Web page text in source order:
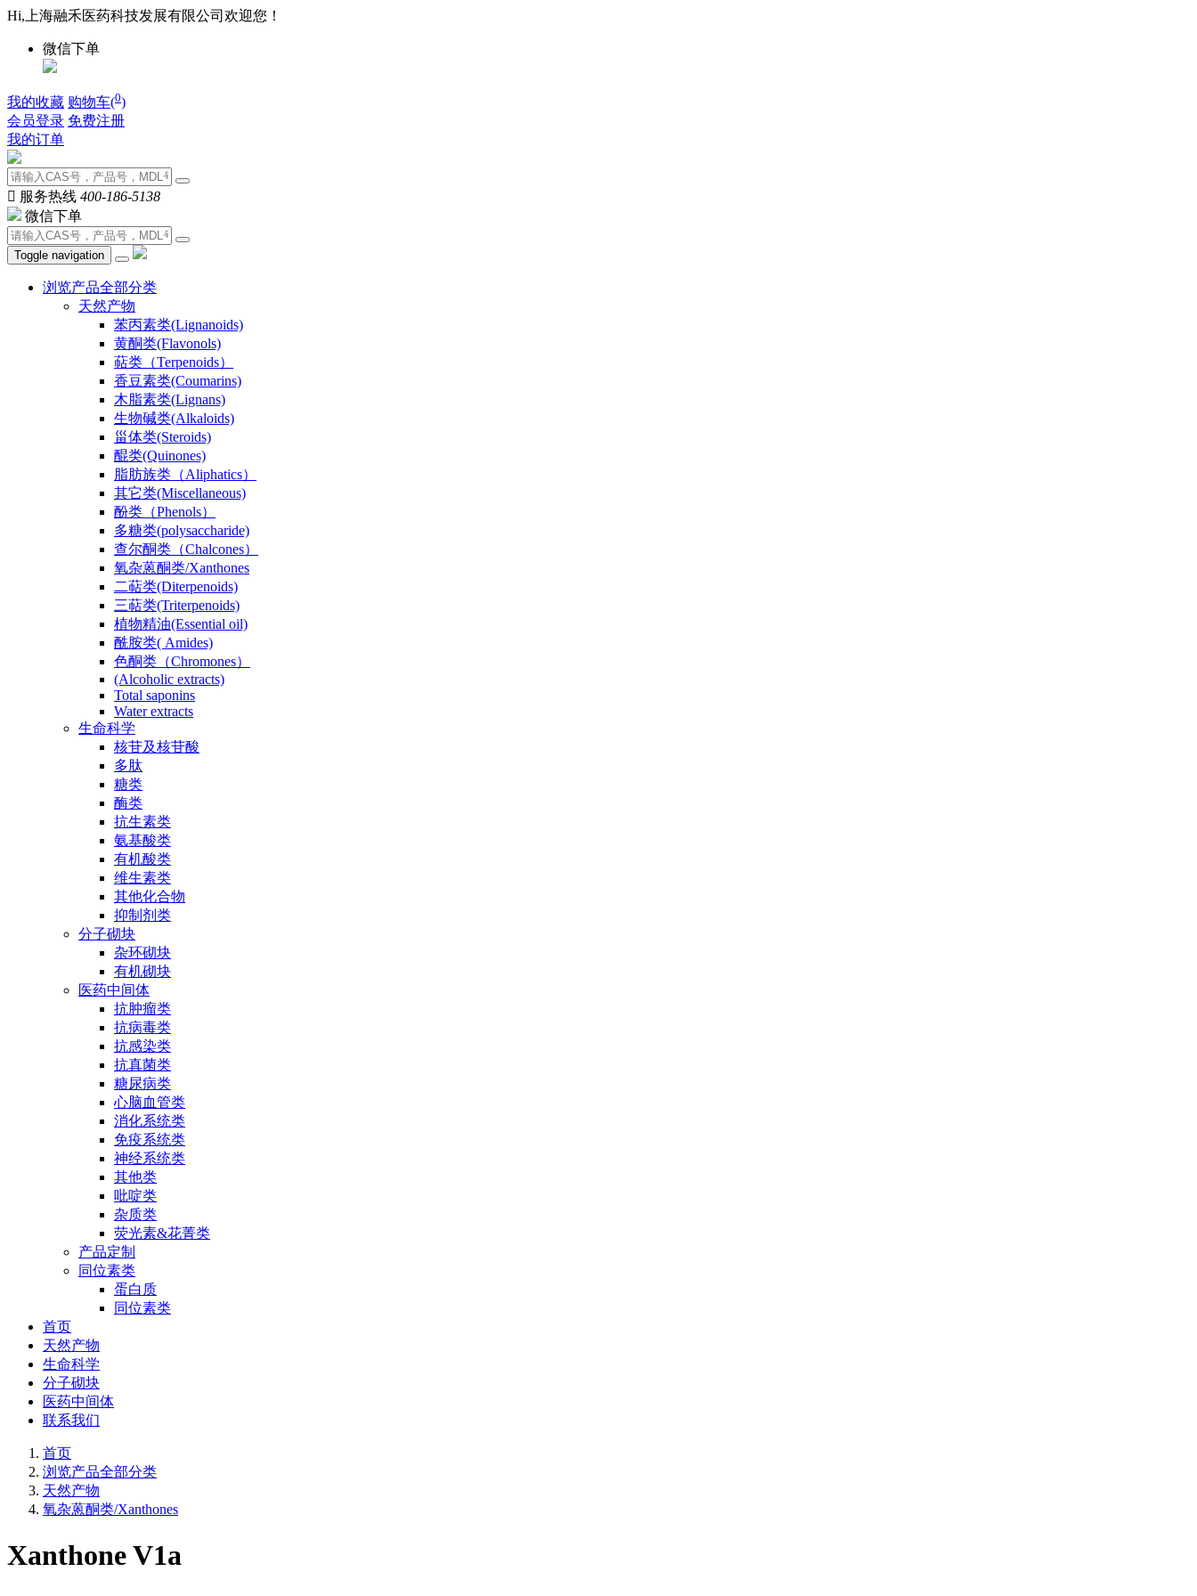
Hi,上海融禾医药科技发展有限公司欢迎您！
微信下单
我的收藏 购物车(0)
会员登录 免费注册
我的订单
 服务热线 400-186-5138
微信下单
Toggle navigation
浏览产品全部分类
天然产物
苯丙素类(Lignanoids)
黄酮类(Flavonols)
萜类（Terpenoids）
香豆素类(Coumarins)
木脂素类(Lignans)
生物碱类(Alkaloids)
甾体类(Steroids)
醌类(Quinones)
脂肪族类（Aliphatics）
其它类(Miscellaneous)
酚类（Phenols）
多糖类(polysaccharide)
查尔酮类（Chalcones）
氧杂蒽酮类/Xanthones
二萜类(Diterpenoids)
三萜类(Triterpenoids)
植物精油(Essential oil)
酰胺类( Amides)
色酮类（Chromones）
(Alcoholic extracts)
Total saponins
Water extracts
生命科学
核苷及核苷酸
多肽
糖类
酶类
抗生素类
氨基酸类
有机酸类
维生素类
其他化合物
抑制剂类
分子砌块
杂环砌块
有机砌块
医药中间体
抗肿瘤类
抗病毒类
抗感染类
抗真菌类
糖尿病类
心脑血管类
消化系统类
免疫系统类
神经系统类
其他类
吡啶类
杂质类
荧光素&花菁类
产品定制
同位素类
蛋白质
同位素类
首页
天然产物
生命科学
分子砌块
医药中间体
联系我们
首页
浏览产品全部分类
天然产物
氧杂蒽酮类/Xanthones
Xanthone V1a